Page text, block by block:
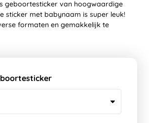
geboortesticker van hoogwaardige
sticker met babynaam is super leuk!
formaten en gemakkelijk te